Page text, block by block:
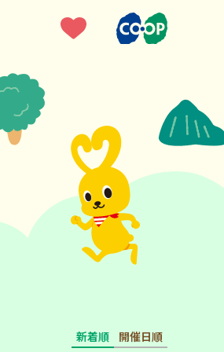
新着順 開催日順